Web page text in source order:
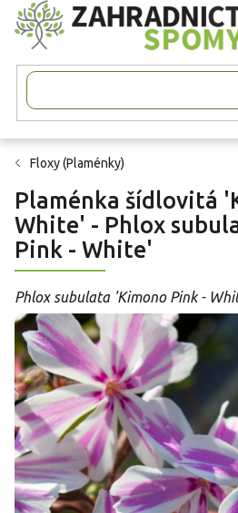
Přejít
na
obsah
Floxy (Plaménky)
Plaménka šídlovitá
White' - Phlox
Pink - White'
Phlox subulata 'Kimono Pink -